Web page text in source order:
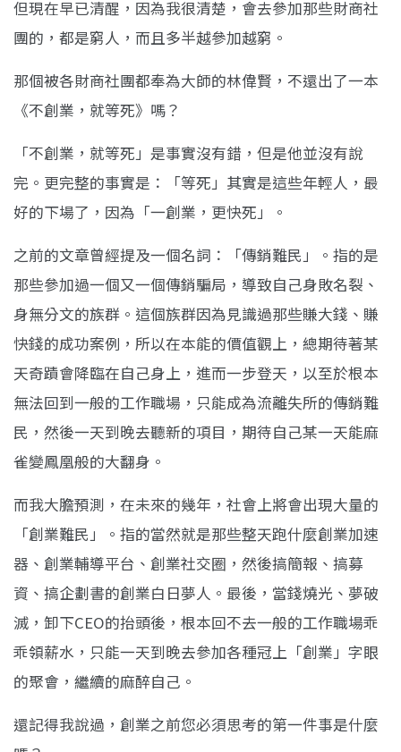
但現在早已清醒，因為我很清楚，會去參加那些財商社
團的，都是窮人，而且多半越參加越窮。
那個被各財商社團都奉為大師的林偉賢，不還出了一本
《不創業，就等死》嗎？
「不創業，就等死」是事實沒有錯，但是他並沒有說
完。更完整的事實是：「等死」其實是這些年輕人，最
好的下場了，因為「一創業，更快死」。
之前的文章曾經提及一個名詞：「傳銷難民」。指的是
那些參加過一個又一個傳銷騙局，導致自己身敗名裂、
身無分文的族群。這個族群因為見識過那些賺大錢、賺
快錢的成功案例，所以在本能的價值觀上，總期待著某
天奇蹟會降臨在自己身上，進而一步登天，以至於根本
無法回到一般的工作職場，只能成為流離失所的傳銷難
民，然後一天到晚去聽新的項目，期待自己某一天能麻
雀變鳳凰般的大翻身。
而我大膽預測，在未來的幾年，社會上將會出現大量的
「創業難民」。指的當然就是那些整天跑什麼創業加速
器、創業輔導平台、創業社交圈，然後搞簡報、搞募
資、搞企劃書的創業白日夢人。最後，當錢燒光、夢破
滅，卸下CEO的抬頭後，根本回不去一般的工作職場乖
乖領薪水，只能一天到晚去參加各種冠上「創業」字眼
的聚會，繼續的麻醉自己。
還記得我說過，創業之前您必須思考的第一件事是什麼